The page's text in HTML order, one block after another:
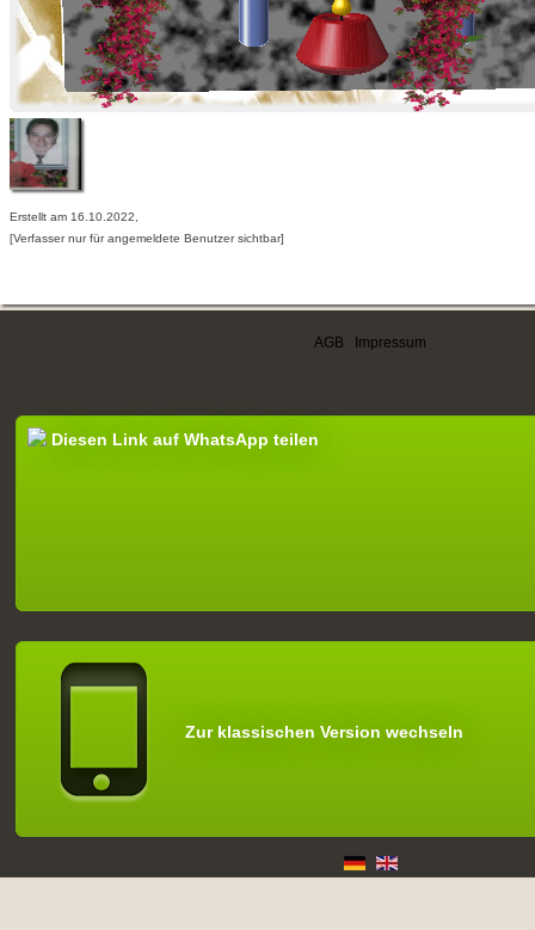
Erstellt am 16.10.2022,
[Verfasser nur für angemeldete Benutzer sichtbar]
AGB Impressum
Diesen Link auf WhatsApp teilen
Zur klassischen Version wechseln